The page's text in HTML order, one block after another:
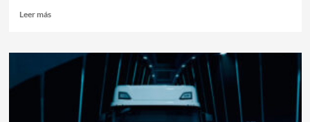
Leer másLeer
Movilidad
para
Corteva